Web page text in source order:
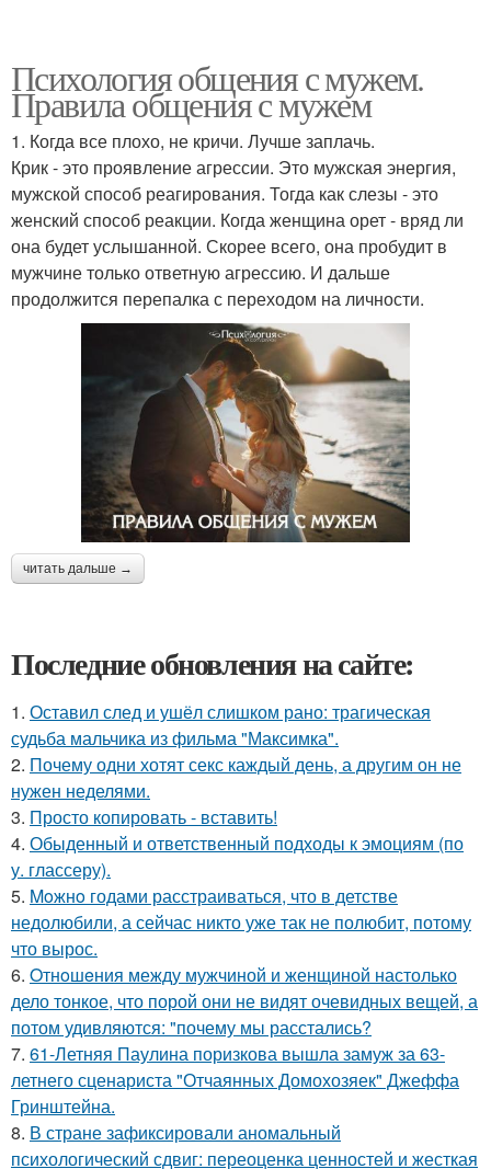
Психология общения с мужем.
Правила общения с мужем
1. Когда все плохо, не кричи. Лучше заплачь.
Крик - это проявление агрессии. Это мужская энергия,
мужской способ реагирования. Тогда как слезы - это
женский способ реакции. Когда женщина орет - вряд ли
она будет услышанной. Скорее всего, она пробудит в
мужчине только ответную агрессию. И дальше
продолжится перепалка с переходом на личности.
читать дальше →
Последние обновления на сайте:
1. Оставил след и ушёл слишком рано: трагическая
судьба мальчика из фильма "Максимка".
2. Почему одни хотят секс каждый день, а другим он не
нужен неделями.
3. Просто копировать - вставить!
4. Обыденный и ответственный подходы к эмоциям (по
у. глассеру).
5. Moжнo годами расстраиваться, что в детстве
недолюбили, а сейчас никто уже так не полюбит, потому
что вырос.
6. Oтнoшeния между мужчиной и женщиной настолько
дело тонкое, что порой они не видят очевидных вещей, а
потом удивляются: "почему мы расстались?
7. 61-Летняя Паулина поризкова вышла замуж за 63-
летнего сценариста "Отчаянных Домохозяек" Джеффа
Гринштейна.
8. В стране зафиксировали аномальный
психологический сдвиг: переоценка ценностей и жесткая